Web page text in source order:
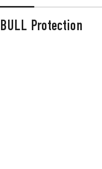
Protection